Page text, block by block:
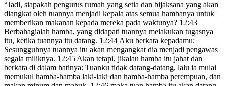
“Jadi, siapakah pengurus rumah yang setia dan bijaksana yang akan
diangkat oleh tuannya menjadi kepala atas semua hambanya untuk
memberikan makanan kepada mereka pada waktunya? 12:43
Berbahagialah hamba, yang didapati tuannya melakukan tugasnya
itu, ketika tuannya itu datang. 12:44 Aku berkata kepadamu:
Sesungguhnya tuannya itu akan mengangkat dia menjadi pengawas
segala miliknya. 12:45 Akan tetapi, jikalau hamba itu jahat dan
berkata di dalam hatinya: Tuanku tidak datang-datang, lalu ia mulai
memukul hamba-hamba laki-laki dan hamba-hamba perempuan, dan